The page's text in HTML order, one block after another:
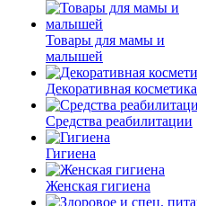
Товары для мамы и
малышей
Декоративная косметика
Средства реабилитации
Гигиена
Женская гигиена